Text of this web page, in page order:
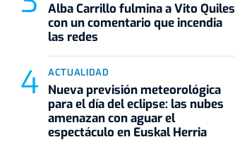
Alba Carrillo fulmina a Vito Quiles
con un comentario que incendia
las redes
ACTUALIDAD
Nueva previsión meteorológica
para el día del eclipse: las nubes
amenazan con aguar el
espectáculo en Euskal Herria